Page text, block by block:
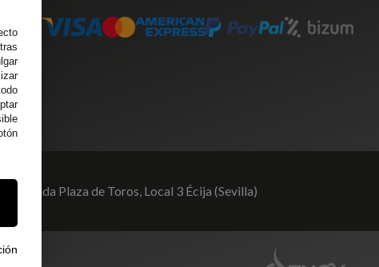
Avenida Plaza de Toros, Local 3 Écija (Sevilla)